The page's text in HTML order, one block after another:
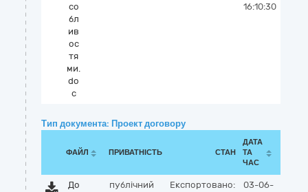
со
бл
ив
ос
тя
ми.
do
c
16:10:30
Тип документа: Проект договору
ФАЙЛ ПРИВАТНІСТЬ СТАН
ДАТА
ТА
ЧАС
До
публічний Експортовано:
03-06-